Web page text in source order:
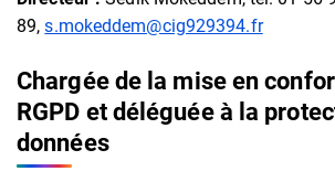
89,s.mokeddem@cig929394.fr
Chargée de la mise en
RGPD et déléguée à la
données